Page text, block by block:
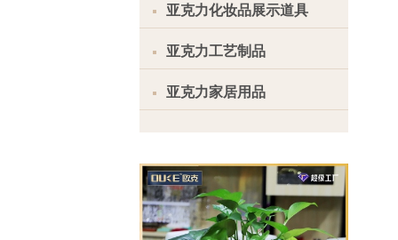
亚克力化妆品展示道具
亚克力工艺制品
亚克力家居用品